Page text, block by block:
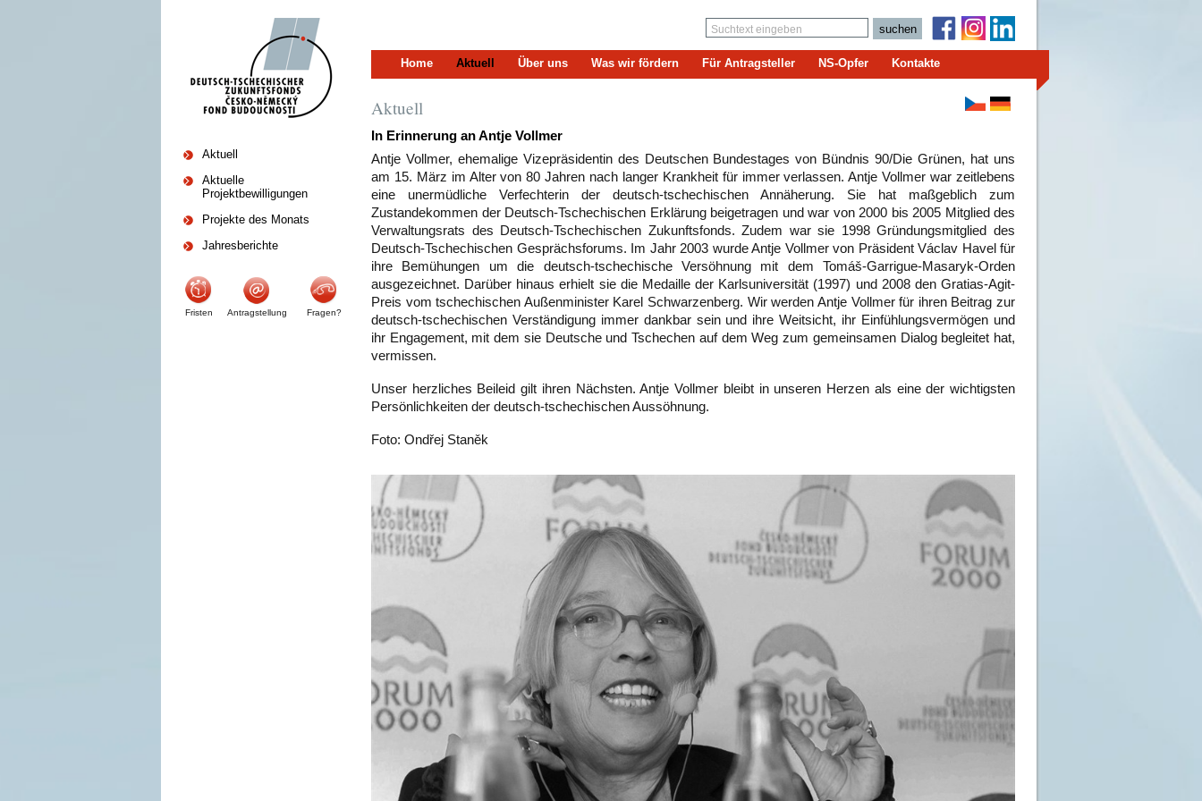
Home Aktuell Über uns Was wir fördern Für Antragsteller NS-Opfer Kontakte
Aktuell
Aktuelle
Projektbewilligungen
Projekte des Monats
Jahresberichte
Fristen Antragstellung Fragen?
Aktuell
In Erinnerung an Antje Vollmer
Antje Vollmer, ehemalige Vizepräsidentin des Deutschen Bundestages von Bündnis 90/Die Grünen, hat uns
am 15. März im Alter von 80 Jahren nach langer Krankheit für immer verlassen. Antje Vollmer war zeitlebens
eine unermüdliche Verfechterin der deutsch-tschechischen Annäherung. Sie hat maßgeblich zum
Zustandekommen der Deutsch-Tschechischen Erklärung beigetragen und war von 2000 bis 2005 Mitglied des
Verwaltungsrats des Deutsch-Tschechischen Zukunftsfonds. Zudem war sie 1998 Gründungsmitglied des
Deutsch-Tschechischen Gesprächsforums. Im Jahr 2003 wurde Antje Vollmer von Präsident Václav Havel für
ihre Bemühungen um die deutsch-tschechische Versöhnung mit dem Tomáš-Garrigue-Masaryk-Orden
ausgezeichnet. Darüber hinaus erhielt sie die Medaille der Karlsuniversität (1997) und 2008 den Gratias-Agit-
Preis vom tschechischen Außenminister Karel Schwarzenberg. Wir werden Antje Vollmer für ihren Beitrag zur
deutsch-tschechischen Verständigung immer dankbar sein und ihre Weitsicht, ihr Einfühlungsvermögen und
ihr Engagement, mit dem sie Deutsche und Tschechen auf dem Weg zum gemeinsamen Dialog begleitet hat,
vermissen.
Unser herzliches Beileid gilt ihren Nächsten. Antje Vollmer bleibt in unseren Herzen als eine der wichtigsten
Persönlichkeiten der deutsch-tschechischen Aussöhnung.
Foto: Ondřej Staněk